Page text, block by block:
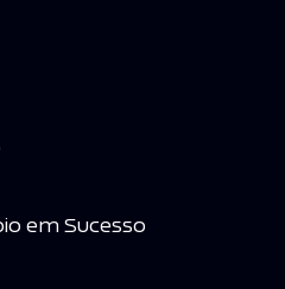
em Sucesso